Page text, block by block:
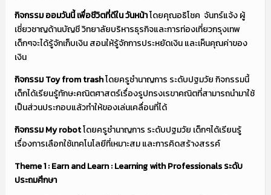
กิจกรรม ออมวันนี้ เพื่อชีวิตที่ดีใน วันหน้าโดยคุณอธิโชค จันทร์แจ้ง ผู้
เชี่ยวชาญด้านบัญชี วิทยาลัยบริหารธุรกิจและการท่องเที่ยวกรุงเทพ
เด็กๆจะได้รู้จักเก็บเงิน สอนให้รู้จักการประหยัดเงิน และเห็นคุณค่าของ
เงิน
กิจกรรมToy from trashโดยครูชำนาญการ ระดับปฐมวัย กิจกรรมนี้
เด็กได้เรียนรู้ทักษะคณิตศาสตร์เรื่องรูปทรงเรขาคณิตที่สามารถนำมาใช้
เป็นส่วนประกอบแล้วทำให้ของเล่นเคลื่อนที่ได้
กิจกรรมMy robotโดยครูชำนาญการ ระดับปฐมวัย เด็กๆได้เรียนรู้
เรื่องการเลือกใช้เทคโนโลยีที่เหมาะสม และการคิดสร้างสรรค์
Theme 1 : Earn and Learn : Learning with Professionals ระดับ
ประถมศึกษา